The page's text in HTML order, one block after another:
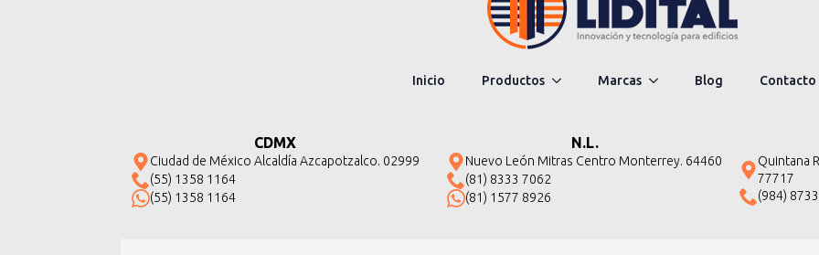
Inicio Productos Marcas Blog Contacto
CDMX
Ciudad de México Alcaldía Azcapotzalco. 02999
(55) 1358 1164
(55) 1358 1164
N.L.
Nuevo León Mitras Centro Monterrey. 64460
(81) 8333 7062
(81) 1577 8926
Quintana
77717
(984)